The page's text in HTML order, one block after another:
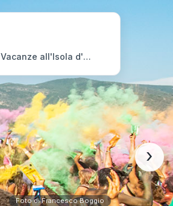
Vacanze all'Isola d'Elba
Foto di Francesco Boggio
›